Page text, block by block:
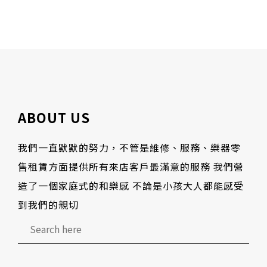
ABOUT US
我們一直默默的努力，不管是維修、服務、樂器零
售租賃方面提供所有來店客戶最滿意的服務 我們營
造了一個家庭式的和樂感 不論是小孩大人都能感受
到我們的親切